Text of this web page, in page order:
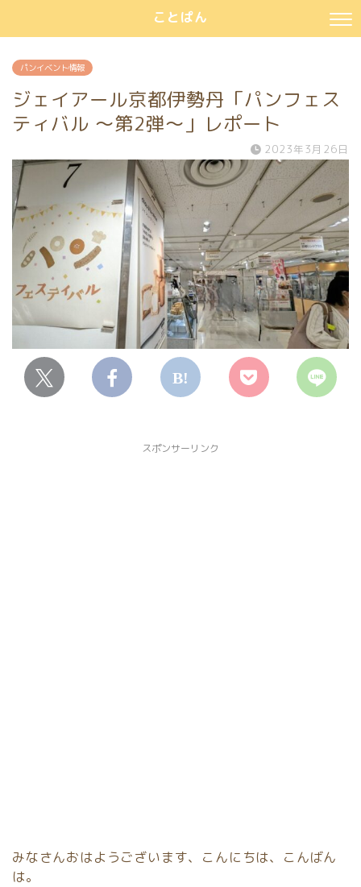
ことぱん
パンイベント情報
ジェイアール京都伊勢丹「パンフェス
ティバル ～第2弾～」レポート
2023年3月26日
スポンサーリンク
みなさんおはようございます、こんにちは、こんばん
は。